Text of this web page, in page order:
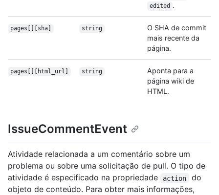
edited .
pages[][sha] string
O SHA de commit
mais recente da
página.
pages[][html_url] string
Aponta para a
página wiki de
HTML.
IssueCommentEvent
Atividade relacionada a um comentário sobre um
problema ou sobre uma solicitação de pull. O tipo de
atividade é especificado na propriedade
action
do
objeto de conteúdo. Para obter mais informações,